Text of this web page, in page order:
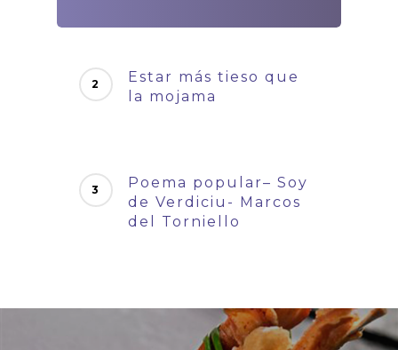
Estar más tieso que
la mojama
Poema popular– Soy
de Verdiciu- Marcos
del Torniello